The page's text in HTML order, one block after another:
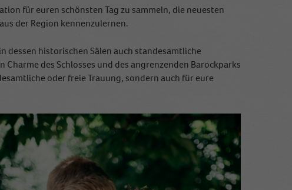
für euren schönsten Tag zu sammeln, die neuesten
der Region kennenzulernen.
historischen Sälen auch standesamtliche
des Schlosses und des angrenzenden Barockparks
oder freie Trauung, sondern auch für eure